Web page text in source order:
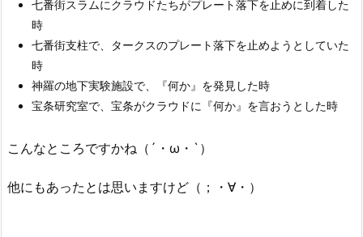
七番街スラムにクラウドたちがプレート落下を止めに到着した
時
七番街支柱で、タークスのプレート落下を止めようとしていた
時
神羅の地下実験施設で、『何か』を発見した時
宝条研究室で、宝条がクラウドに『何か』を言おうとした時
こんなところですかね（´・ω・`）
他にもあったとは思いますけど（；・∀・）